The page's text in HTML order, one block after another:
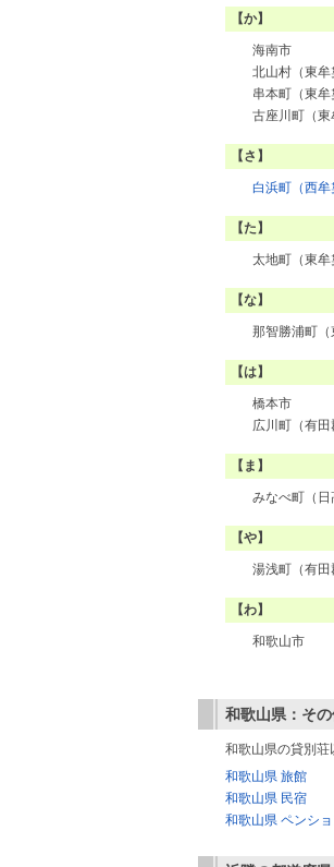
【か】
海南市
北山村（東牟
串本町（東牟
古座川町（東
【さ】
白浜町（西牟
【た】
太地町（東牟
【な】
那智勝浦町（
【は】
橋本市
広川町（有田
【ま】
みなべ町（日
【や】
湯浅町（有田
【わ】
和歌山市
和歌山県：そ
和歌山県の貸別荘
和歌山県 旅館
和歌山県 民宿
和歌山県 ペンシ